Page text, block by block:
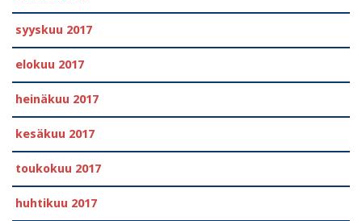
syyskuu 2017
elokuu 2017
heinäkuu 2017
kesäkuu 2017
toukokuu 2017
huhtikuu 2017